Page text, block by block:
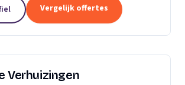
Vergelijk offertes
Verhuizingen